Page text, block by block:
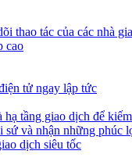
thao tác của các nhà
cao
tử ngay lập tức
tầng giao dịch để
sứ và nhận những phúc
dịch siêu tốc